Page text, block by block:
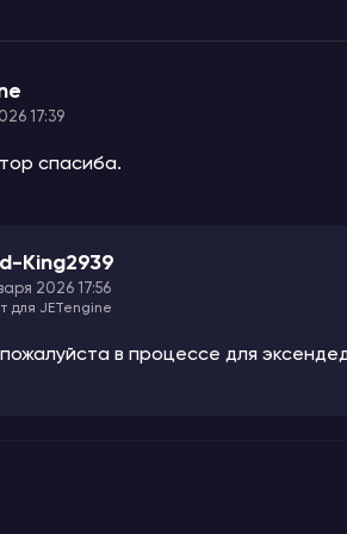
17:39
спасиба.
King2939
2026 17:56
для JETengine
в процессе для